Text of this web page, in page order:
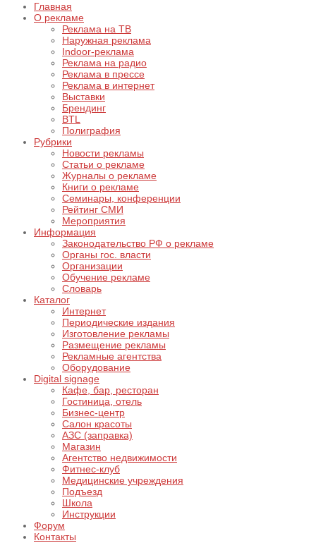
Главная
О рекламе
Реклама на ТВ
Наружная реклама
Indoor-реклама
Реклама на радио
Реклама в прессе
Реклама в интернет
Выставки
Брендинг
BTL
Полиграфия
Рубрики
Новости рекламы
Статьи о рекламе
Журналы о рекламе
Книги о рекламе
Семинары, конференции
Рейтинг СМИ
Мероприятия
Информация
Законодательство РФ о рекламе
Органы гос. власти
Организации
Обучение рекламе
Словарь
Каталог
Интернет
Периодические издания
Изготовление рекламы
Размещение рекламы
Рекламные агентства
Оборудование
Digital signage
Кафе, бар, ресторан
Гостиница, отель
Бизнес-центр
Салон красоты
АЗС (заправка)
Магазин
Агентство недвижимости
Фитнес-клуб
Медицинские учреждения
Подъезд
Школа
Инструкции
Форум
Контакты